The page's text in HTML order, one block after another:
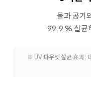
물과 공기
99.9 % 살균
※ UV 파우셋 살균 효과 :